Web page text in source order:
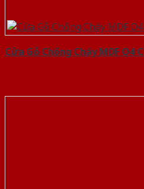
Cửa Gỗ Chống Cháy MDF O4